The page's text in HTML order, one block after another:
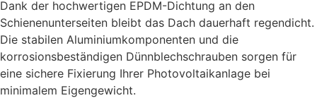
Dank der hochwertigen EPDM-Dichtung an den
Schienenunterseiten bleibt das Dach dauerhaft regendicht.
Die stabilen Aluminiumkomponenten und die
korrosionsbeständigen Dünnblechschrauben sorgen für
eine sichere Fixierung Ihrer Photovoltaikanlage bei
minimalem Eigengewicht.